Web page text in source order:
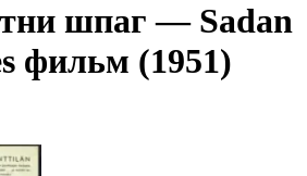
шпаг — Sadan
фильм (1951)